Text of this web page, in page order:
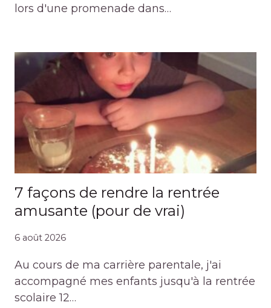
lors d'une promenade dans…
7 façons de rendre la rentrée
amusante (pour de vrai)
6 août 2026
Au cours de ma carrière parentale, j'ai
accompagné mes enfants jusqu'à la rentrée
scolaire 12…